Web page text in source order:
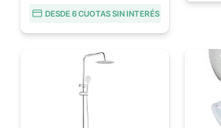
DESDE 6 CUOTAS SIN INTERÉS